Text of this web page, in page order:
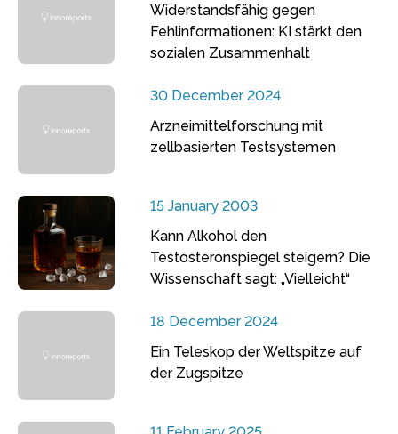
Widerstandsfähig gegen
Fehlinformationen: KI stärkt den
sozialen Zusammenhalt
30 December 2024
Arzneimittelforschung mit
zellbasierten Testsystemen
15 January 2003
Kann Alkohol den
Testosteronspiegel steigern? Die
Wissenschaft sagt: „Vielleicht“
18 December 2024
Ein Teleskop der Weltspitze auf
der Zugspitze